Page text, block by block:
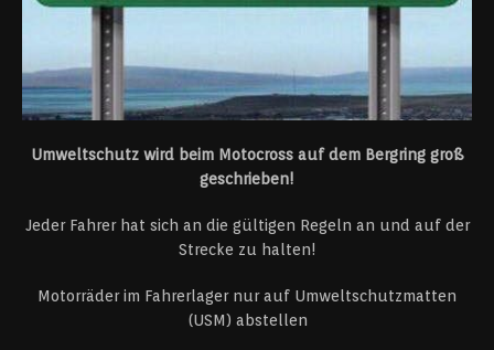
Umweltschutz wird beim Motocross auf dem Bergring groß
geschrieben!
Jeder Fahrer hat sich an die gültigen Regeln an und auf der
Strecke zu halten!
Motorräder im Fahrerlager nur auf Umweltschutzmatten
(USM) abstellen